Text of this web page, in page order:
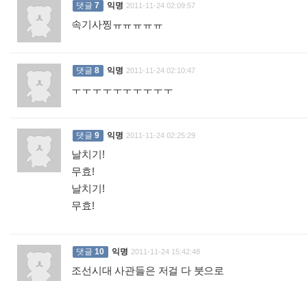
댓글 7 익명 2011-11-24 02:09:57
속기사찡ㅠㅠㅠㅠㅠ
댓글 8 익명 2011-11-24 02:10:47
ㅜㅜㅜㅜㅜㅜㅜㅜㅜㅜ
댓글 9 익명 2011-11-24 02:25:29
날치기!
무효!
날치기!
무효!
댓글 10 익명 2011-11-24 15:42:48
조선시대 사관들은 저걸 다 붓으로